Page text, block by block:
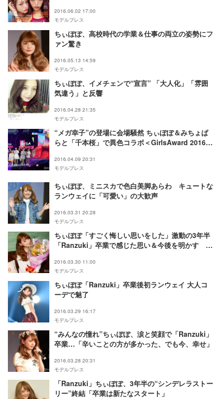
2016.06.02 17:00
モデルプレス
ちぃぽぽ、高校時代の学業＆仕事の両立の姿勢にフ
ァン驚き
2016.05.13 14:59
モデルプレス
ちぃぽぽ、イメチェンで“宣言” 「大人化」「雰囲
気違う」と反響
2016.04.28 21:35
モデルプレス
“メガ幸子”の登場に会場騒然 ちぃぽぽ＆みちょぱ
らと「千本桜」で異色コラボ＜GirlsAward 2016 S
2016.04.09 20:31
モデルプレス
ちぃぽぽ、ミニスカで色白美脚あらわ キュートな
ランウェイに「可愛い」の大歓声
2016.03.31 20:28
モデルプレス
ちぃぽぽ「すごく悔しい思いをした」激動の3年半
「Ranzuki」卒業で感じた思い＆今後を明かす モ
2016.03.30 11:00
モデルプレス
ちぃぽぽ「Ranzuki」卒業後初ランウェイ 大人コ
ーデで魅了
2016.03.29 16:17
モデルプレス
“みんなの憧れ”ちぃぽぽ、涙と笑顔で「Ranzuki」
卒業…「辛いことの方が多かった、でも今、幸せ」
2016.03.28 20:31
モデルプレス
「Ranzuki」ちぃぽぽ、3年半の“シンデレラストー
リー”終結「卒業は新たなスタート」